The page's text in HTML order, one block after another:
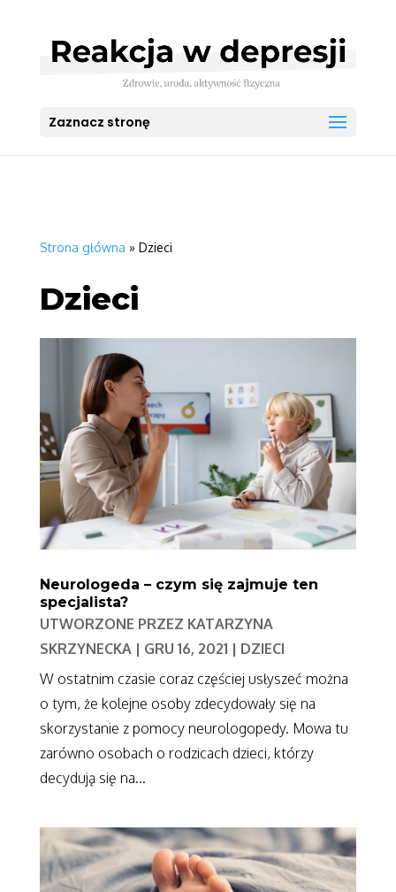
Zaznacz stronę
Strona główna » Dzieci
Dzieci
Neurologeda – czym się zajmuje ten
specjalista?
UTWORZONE PRZEZ KATARZYNA
SKRZYNECKA | GRU 16, 2021 | DZIECI
W ostatnim czasie coraz częściej usłyszeć można
o tym, że kolejne osoby zdecydowały się na
skorzystanie z pomocy neurologopedy. Mowa tu
zarówno osobach o rodzicach dzieci, którzy
decydują się na...